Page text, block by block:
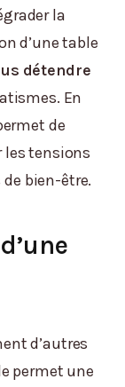
la
d’une table
détendre
En
de
les tensions
bien-être.
d’autres
permet une